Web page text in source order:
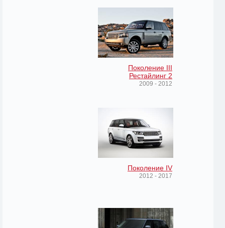
Поколение III
Рестайлинг 2
2009 - 2012
Поколение IV
2012 - 2017